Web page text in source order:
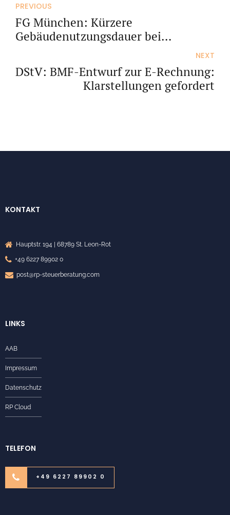
PREVIOUS
FG München: Kürzere
Gebäudenutzungsdauer bei
gewerblich vermieteten GebäudenNEXT
DStV: BMF-Entwurf zur E-Rechnung:
Klarstellungen gefordert
KONTAKT
Hauptstr. 194 | 68789 St. Leon-Rot
+49 6227 89902 0
post@rp-steuerberatung.com
LINKS
AAB
Impressum
Datenschutz
RP Cloud
TELEFON
+49 6227 89902 0